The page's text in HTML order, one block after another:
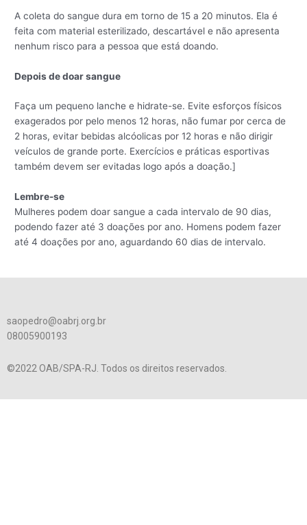
A coleta do sangue dura em torno de 15 a 20 minutos. Ela é
feita com material esterilizado, descartável e não apresenta
nenhum risco para a pessoa que está doando.
Depois de doar sangue
Faça um pequeno lanche e hidrate-se. Evite esforços físicos
exagerados por pelo menos 12 horas, não fumar por cerca de
2 horas, evitar bebidas alcóolicas por 12 horas e não dirigir
veículos de grande porte. Exercícios e práticas esportivas
também devem ser evitadas logo após a doação.]
Lembre-se
Mulheres podem doar sangue a cada intervalo de 90 dias,
podendo fazer até 3 doações por ano. Homens podem fazer
até 4 doações por ano, aguardando 60 dias de intervalo.
saopedro@oabrj.org.br
08005900193
©2022 OAB/SPA-RJ. Todos os direitos reservados.